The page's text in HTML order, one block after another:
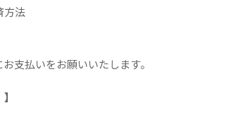
方法
支払いをお願いいたします。